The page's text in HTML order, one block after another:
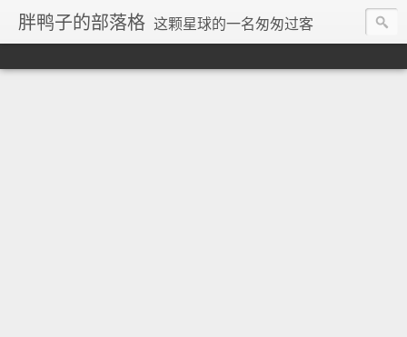
胖鸭子的部落格 这颗星球的一名匆匆过客